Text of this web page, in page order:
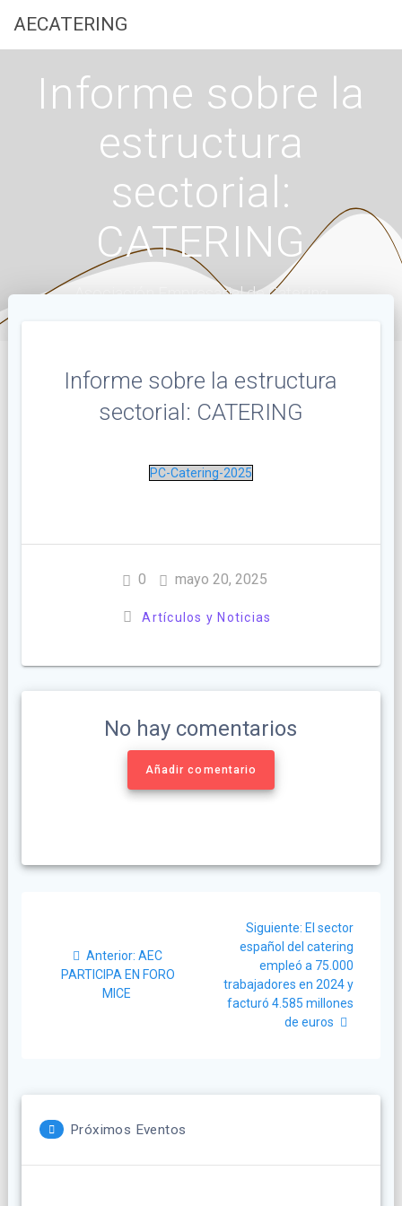
AECATERING
Informe sobre la
estructura
sectorial:
CATERING
Asociación Empresarial de Catering
Informe sobre la estructura
sectorial: CATERING
PC-Catering-2025
0 mayo 20, 2025
Artículos y Noticias
No hay comentarios
Añadir comentario
entradas
Anterior: Post
anterior:
AEC
PARTICIPA EN FORO
MICE
Siguiente: Siguiente
post:
El sector
español del catering
empleó a 75.000
trabajadores en 2024 y
facturó 4.585 millones
de euros
Próximos Eventos